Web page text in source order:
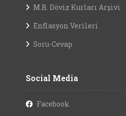
M.B. Döviz Kurları Arşivi
Enflasyon Verileri
Soru-Cevap
Social Media
Facebook